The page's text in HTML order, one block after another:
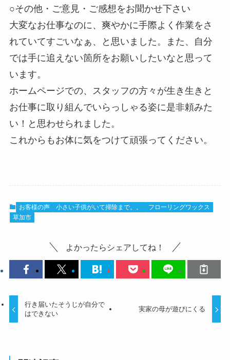
○その他・ご意見・ご感想をお聞かせ下さい
大変なお仕事なのに、爽やかに手際よく作業をさ
れていてすごいなぁ、と思いました。また、自分
では手に追えない箇所をお願いしたいなと思って
います。
ホームページでの、スタッフの方々が生き生きと
お仕事に取り組んでいらっしゃる姿に是非頼みた
い！と思わせられました。
これからもお体に気をつけて頑張ってください。
お客様の声 小さい子供がいて掃除まで。。
フローリングワックス
草加市
よかったらシェアしてね！
行き届いたそうじが自分で
はできない
実家の母が遊びにくる